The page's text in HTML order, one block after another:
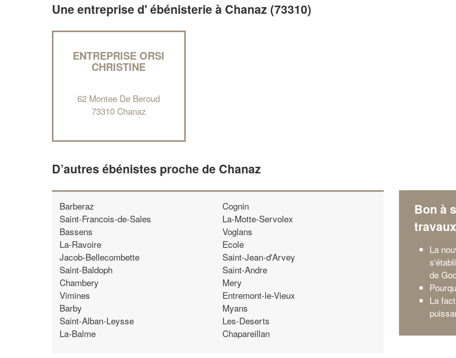
Une entreprise d' ébénisterie à Chanaz (73310)
ENTREPRISE ORSI
CHRISTINE
62 Montee De Beroud
73310 Chanaz
D’autres ébénistes proche de Chanaz
Barberaz
Saint-Francois-de-Sales
Bassens
La-Ravoire
Jacob-Bellecombette
Saint-Baldoph
Chambery
Vimines
Barby
Saint-Alban-Leysse
La-Balme
Cognin
La-Motte-Servolex
Voglans
Ecole
Saint-Jean-d'Arvey
Saint-Andre
Mery
Entremont-le-Vieux
Myans
Les-Deserts
Chapareillan
Bon à
travaux
La
de
La